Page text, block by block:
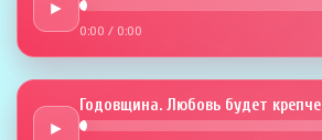
►
0:00 / 0:00
►
Годовщина. Любовь будет крепче